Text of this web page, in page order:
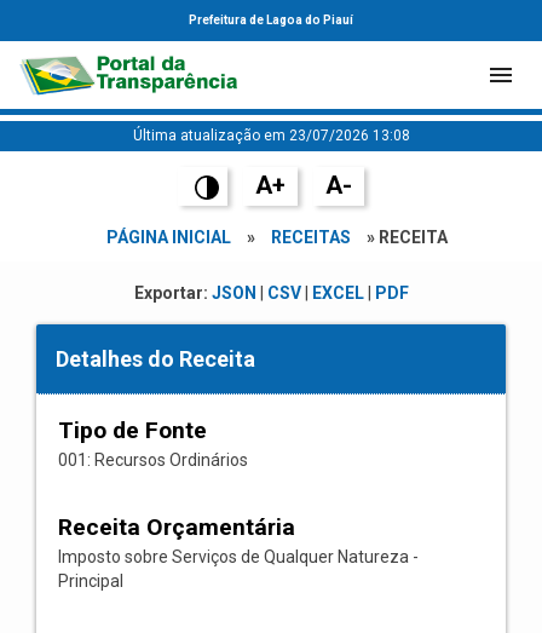
Prefeitura de Lagoa do Piauí
Última atualização em 23/07/2026 13:08
A+ A-
PÁGINA INICIAL » RECEITAS » RECEITA
Exportar: JSON CSV| EXCEL| PDF
Detalhes do Receita
Tipo de Fonte
001: Recursos Ordinários
Receita Orçamentária
Imposto sobre Serviços de Qualquer Natureza -
Principal